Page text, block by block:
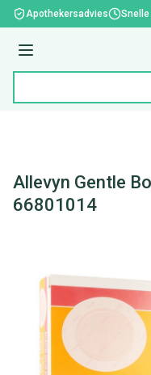
Ga naar de inhoud
Apothekersadvies
Menu
Allevyn Gentle
66801014